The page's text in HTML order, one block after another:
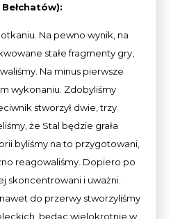
Na pewno wynik, na
stałe fragmenty gry,
Na minus pierwsze
wykonaniu. Zdobyliśmy
stworzył dwie, trzy
że Stal będzie grała
byliśmy na to przygotowani,
reagowaliśmy. Dopiero po
skoncentrowani i uważni.
do przerwy stworzyliśmy
będąc wielokrotnie w